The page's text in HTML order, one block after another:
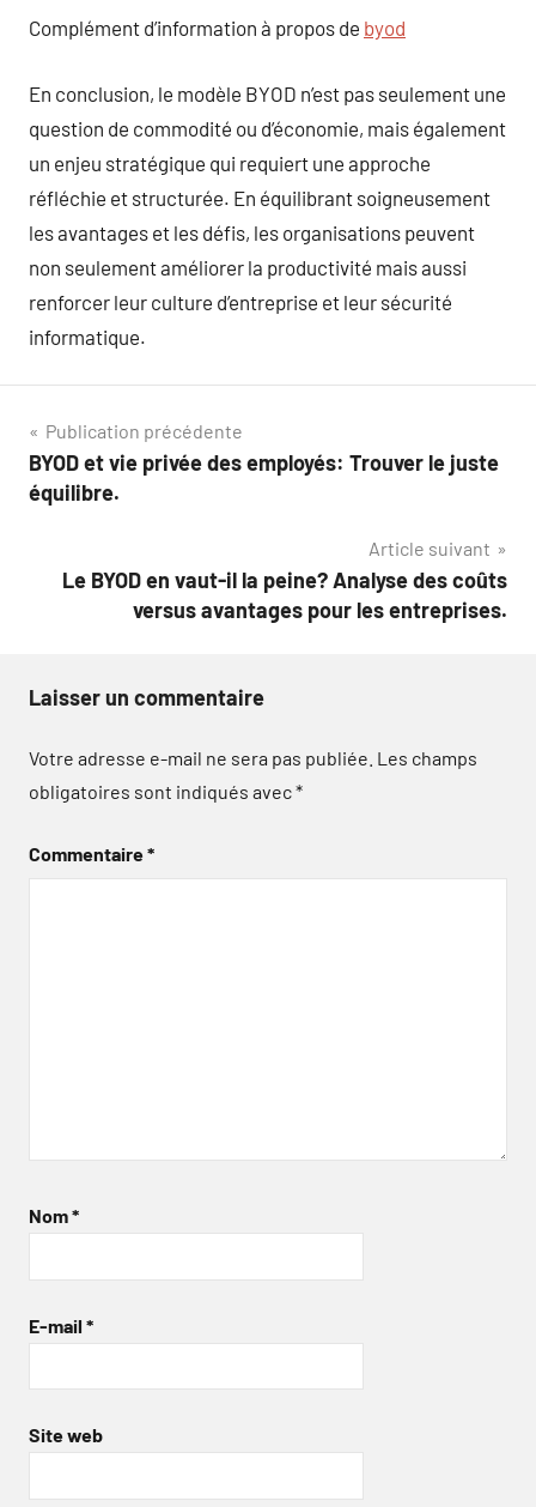
Complément d’information à propos de byod
En conclusion, le modèle BYOD n’est pas seulement une
question de commodité ou d’économie, mais également
un enjeu stratégique qui requiert une approche
réfléchie et structurée. En équilibrant soigneusement
les avantages et les défis, les organisations peuvent
non seulement améliorer la productivité mais aussi
renforcer leur culture d’entreprise et leur sécurité
informatique.
Navigation
de
Publication précédente
BYOD et vie privée des employés: Trouver le juste
équilibre.
Article suivant
Le BYOD en vaut-il la peine? Analyse des coûts
versus avantages pour les entreprises.
Laisser un commentaire
Votre adresse e-mail ne sera pas publiée. Les champs
obligatoires sont indiqués avec*
Commentaire*
Nom*
E-mail *
Site web